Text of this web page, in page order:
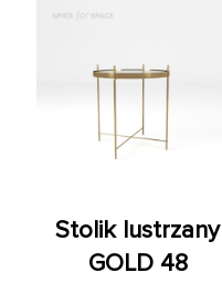
Stolik lustrzany
GOLD 48